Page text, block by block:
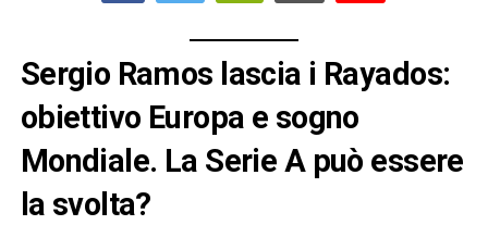
Sergio Ramos lascia i Rayados:
obiettivo Europa e sogno
Mondiale. La Serie A può essere
la svolta?